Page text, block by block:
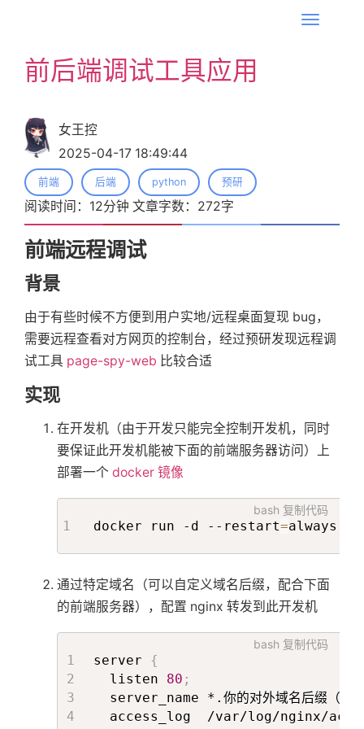
T
i
o
前后端调试工具应用
女王控
2025-04-17 18:49:44
前端 后端 python 预研
阅读时间： 12分钟 文章字数： 272字
前端远程调试
背景
由于有些时候不方便到用户实地/远程桌面复现 bug，
需要远程查看对方网页的控制台，经过预研发现远程调
试工具 page-spy-web 比较合适
实现
在开发机（由于开发只能完全控制开发机，同时
要保证此开发机能被下面的前端服务器访问）上
部署一个 docker 镜像
bash 复制代码
docker run -d --restart=always -
通过特定域名（可以自定义域名后缀，配合下面
的前端服务器），配置 nginx 转发到此开发机
bash 复制代码
server {
  listen
80 ;
server_name *.你的对外域名后缀（和前
access_log  /var/log/nginx/